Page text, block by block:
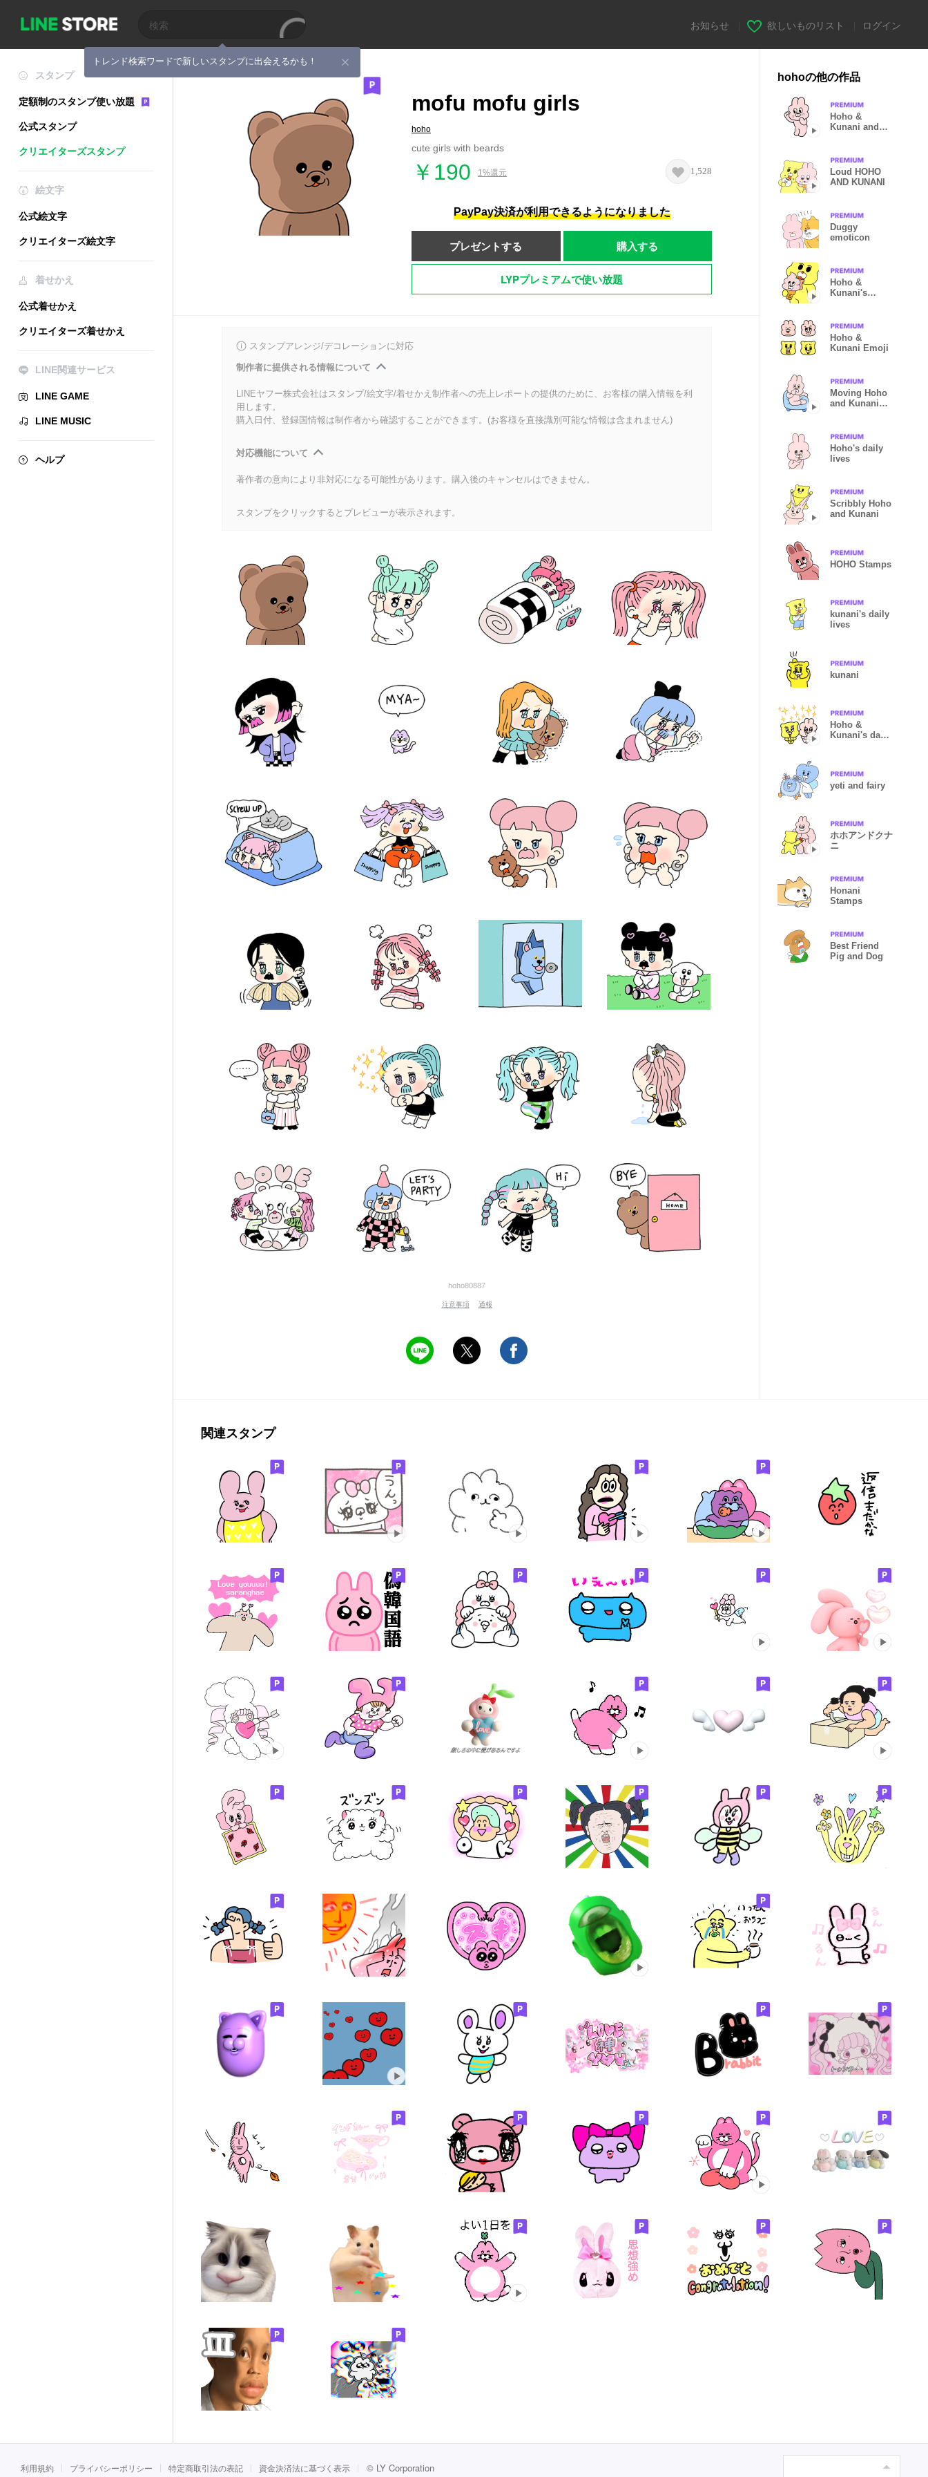
トレンド検索ワードで新しいスタンプに出会えるかも！
お知らせ 欲しいものリスト ログイン
スタンプ
定額制のスタンプ使い放題
公式スタンプ
クリエイターズスタンプ
絵文字
公式絵文字
クリエイターズ絵文字
着せかえ
公式着せかえ
クリエイターズ着せかえ
LINE関連サービス
LINE GAME
LINE MUSIC
ヘルプ
mofu mofu girls
hoho
cute girls with beards
￥190 1%還元 1,528
PayPay決済が利用できるようになりました
プレゼントする 購入する
LYPプレミアムで使い放題
スタンプアレンジ/デコレーションに対応
制作者に提供される情報について
LINEヤフー株式会社はスタンプ/絵文字/着せかえ制作者への売上レポートの提供のために、お客様の購入情報を利
用します。
購入日付、登録国情報は制作者から確認することができます。(お客様を直接識別可能な情報は含まれません)
対応機能について
著作者の意向により非対応になる可能性があります。購入後のキャンセルはできません。
スタンプをクリックするとプレビューが表示されます。
hoho80887
注意事項 通報
hohoの他の作品
Hoho &
Kunani and
Loud HOHO
AND KUNANI
Duggy
emoticon
Hoho &
Kunani's
Hoho &
Kunani Emoji
Moving Hoho
and Kunani
Hoho's daily
lives
Scribbly Hoho
and Kunani
HOHO Stamps
kunani's daily
lives
kunani
Hoho &
Kunani's day
yeti and fairy
ホホアンドクナ
ニ
Honani
Stamps
Best Friend
Pig and Dog
関連スタンプ
利用規約 プライバシーポリシー 特定商取引法の表記 資金決済法に基づく表示 © LY Corporation